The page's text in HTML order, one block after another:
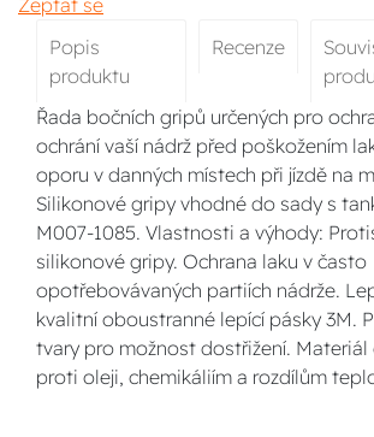
Zeptat se
Popis
produktu
Recenze
Řada bočních gripů určených pro
ochrání vaší nádrž před poškožením
oporu v danných místech při jízdě na
Silikonové gripy vhodné do sady s
M007-1085. Vlastnosti a výhody:
silikonové gripy. Ochrana laku v často
opotřebovávaných partiích nádrže.
kvalitní oboustranné lepící pásky 3M.
tvary pro možnost dostřižení.
proti oleji, chemikáliím a rozdílům